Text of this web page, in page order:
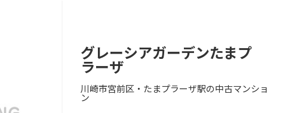
グレーシアガーデンたまプ
ラーザ
川崎市宮前区・たまプラーザ駅の中古マンショ
ン